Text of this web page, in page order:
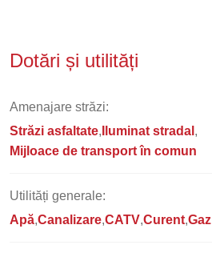
Dotări și utilități
Amenajare străzi:
Străzi asfaltate
Iluminat stradal
Mijloace de transport în comun
Utilități generale:
Apă Canalizare CATV Curent Gaz